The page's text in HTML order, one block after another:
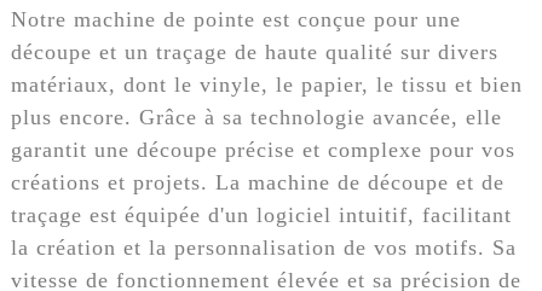
Notre machine de pointe est conçue pour une
découpe et un traçage de haute qualité sur divers
matériaux, dont le vinyle, le papier, le tissu et bien
plus encore. Grâce à sa technologie avancée, elle
garantit une découpe précise et complexe pour vos
créations et projets. La machine de découpe et de
traçage est équipée d'un logiciel intuitif, facilitant
la création et la personnalisation de vos motifs. Sa
vitesse de fonctionnement élevée et sa précision de